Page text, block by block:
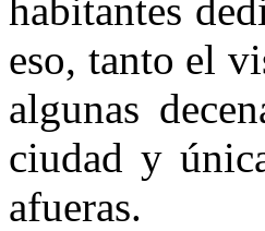
habitantes
eso, tanto el
algunas
ciudad y
afueras.